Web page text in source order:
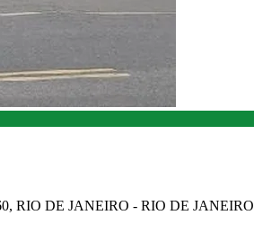
RIO DE JANEIRO - RIO DE JANEIRO